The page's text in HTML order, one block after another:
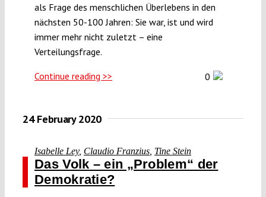
als Frage des menschlichen Überlebens in den
nächsten 50-100 Jahren: Sie war, ist und wird
immer mehr nicht zuletzt – eine
Verteilungsfrage.
Continue reading >> 0
24 February 2020
Isabelle Ley, Claudio Franzius Tine Stein
Das Volk – ein „Problem“ der
Demokratie?